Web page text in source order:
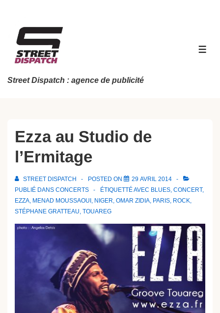
contenu
principal
Street Dispatch : agence de publicité
Ezza au Studio de
l’Ermitage
STREET DISPATCH POSTED ON
29 AVRIL 2014
PUBLIÉ DANS CONCERTS ÉTIQUETTÉ AVEC BLUES, CONCERT,
EZZA, MENAD MOUSSAOUI , NIGER, OMAR ZIDIA, PARIS, ROCK,
STÉPHANE GRATTEAU, TOUAREG